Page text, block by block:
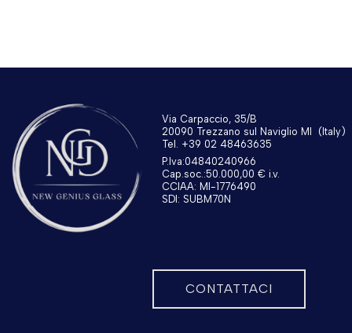
Via Carpaccio, 35/B
20090 Trezzano sul Naviglio MI
(Italy)
Tel. +39 02 48463635
P.Iva:04840240966
Cap.soc.:50.000,00 € i.v.
CCIAA: MI-1776490
SDI: SUBM70N
CONTATTACI